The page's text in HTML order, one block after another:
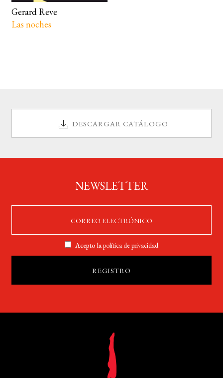
Gerard Reve
Las noches
DESCARGAR CATÁLOGO
NEWSLETTER
Acepto lapolítica de privacidad